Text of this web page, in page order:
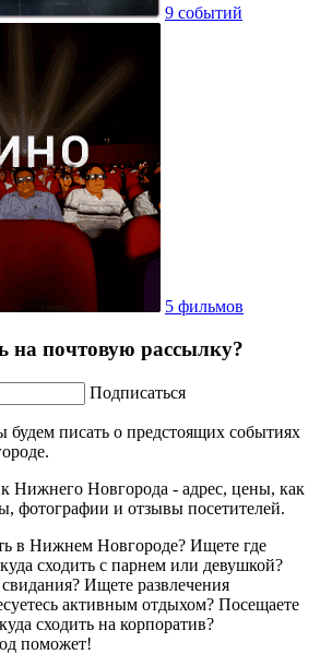
9 событий
5 фильмов
на почтовую рассылку?
Подписаться
будем писать о предстоящих событиях
Нижнего Новгорода - адрес, цены, как
фотографии и отзывы посетителей.
в Нижнем Новгороде? Ищете где
сходить с парнем или девушкой?
Ищете развлечения
активным отдыхом? Посещаете
сходить на корпоратив?
поможет!